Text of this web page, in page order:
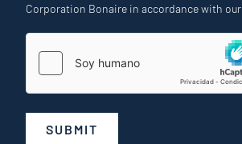
Corporation Bonaire in accordance with our
SUBMIT